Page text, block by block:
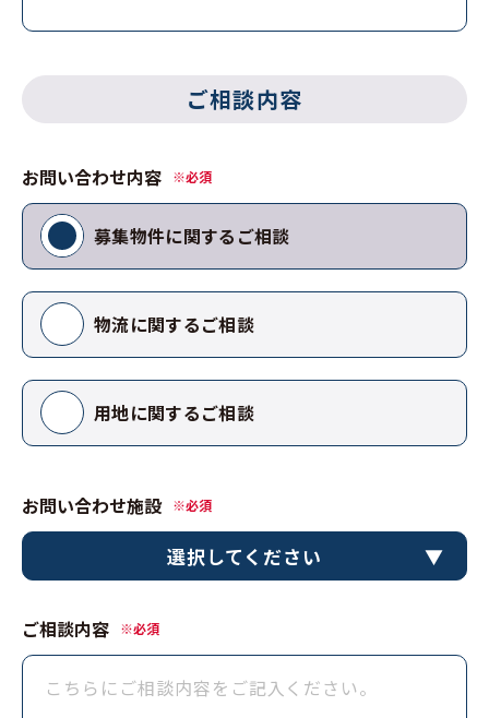
ご相談内容
お問い合わせ内容 ※必須
募集物件に関するご相談
物流に関するご相談
用地に関するご相談
お問い合わせ施設 ※必須
選択してください
ご相談内容 ※必須